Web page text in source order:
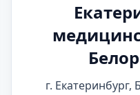
г. Екатеринбург,